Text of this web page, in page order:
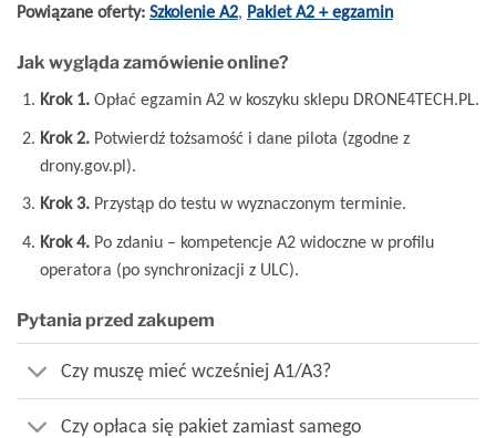
Powiązane oferty: Szkolenie A2, Pakiet A2 + egzamin
Jak wygląda zamówienie online?
Krok 1.Opłać egzamin A2 w koszyku sklepu DRONE4TECH.PL.
Krok 2.Potwierdź tożsamość i dane pilota (zgodne z
drony.gov.pl).
Krok 3.Przystąp do testu w wyznaczonym terminie.
Krok 4.Po zdaniu – kompetencje A2 widoczne w profilu
operatora (po synchronizacji z ULC).
Pytania przed zakupem
Czy muszę mieć wcześniej A1/A3?
Czy opłaca się pakiet zamiast samego